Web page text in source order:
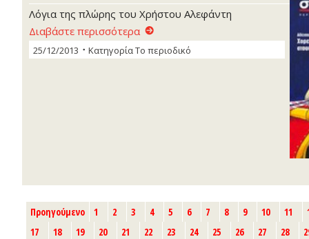
Λόγια της πλώρης του Χρήστου Αλεφάντη
Διαβάστε περισσότερα
25/12/2013 ΚατηγορίαΤο περιοδικό
Προηγούμενο 1 2 3 4 5 6 7 8 9 10 11
17
18 19 20 21 22 23 24 25 26 27 28